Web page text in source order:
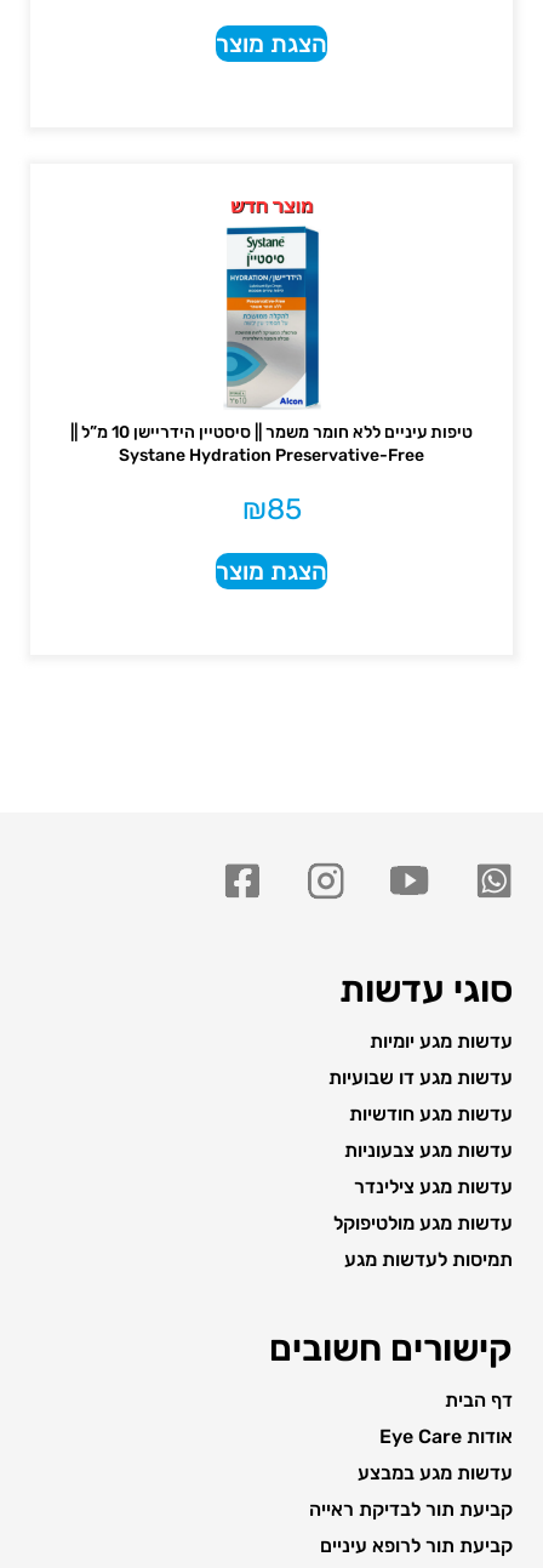
הצגת מוצר
טיפות עיניים ללא חומר משמר || סיסטיין הידריישן 10 מ”ל ||
Systane Hydration Preservative-Free
₪85
הצגת מוצר
סוגי עדשות
עדשות מגע יומיות
עדשות מגע דו שבועיות
עדשות מגע חודשיות
עדשות מגע צבעוניות
עדשות מגע צילינדר
עדשות מגע מולטיפוקל
תמיסות לעדשות מגע
קישורים חשובים
דף הבית
אודות Eye Care
עדשות מגע במבצע
קביעת תור לבדיקת ראייה
קביעת תור לרופא עיניים